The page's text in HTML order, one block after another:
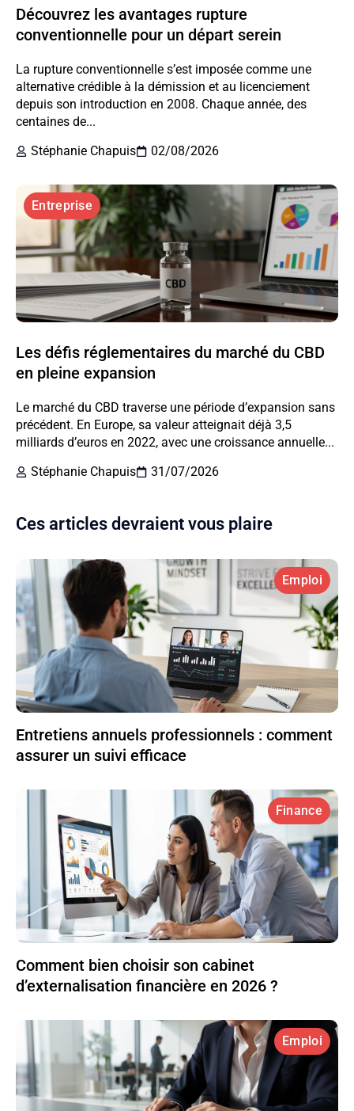
Découvrez les avantages rupture
conventionnelle pour un départ serein
La rupture conventionnelle s’est imposée comme une
alternative crédible à la démission et au licenciement
depuis son introduction en 2008. Chaque année, des
centaines de...
Stéphanie Chapuis
02/08/2026
Entreprise
Les défis réglementaires du marché du CBD
en pleine expansion
Le marché du CBD traverse une période d’expansion sans
précédent. En Europe, sa valeur atteignait déjà 3,5
milliards d’euros en 2022, avec une croissance annuelle...
Stéphanie Chapuis
31/07/2026
Ces articles devraient vous plaire
Emploi
Entretiens annuels professionnels : comment
assurer un suivi efficace
Finance
Comment bien choisir son cabinet
d’externalisation financière en 2026 ?
Emploi